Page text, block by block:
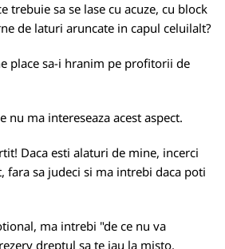
trebuie sa se lase cu acuze, cu block
de laturi aruncate in capul celuilalt?
place sa-i hranim pe profitorii de
nu ma intereseaza acest aspect.
Daca esti alaturi de mine, incerci
fara sa judeci si ma intrebi daca poti
ma intrebi "de ce nu va
dreptul sa te iau la misto.